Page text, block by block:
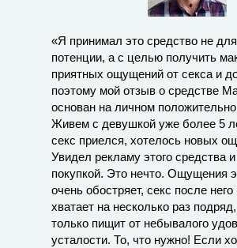
«Я принимал это средство не
потенции, а с целью получить
приятных ощущений от секса и
поэтому мой отзыв о средстве
основан на личном
Живем с девушкой уже более 5
секс приелся, хотелось новых
Увидел рекламу этого средства и
покупкой. Это нечто. Ощущения
очень обостряет, секс после
хватает на несколько раз
только пищит от небывалого
усталости. То, что нужно! Если